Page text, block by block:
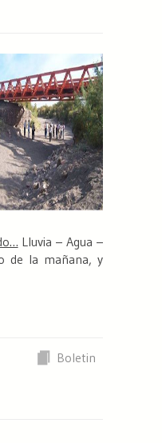
Lluvia – Agua –
de la mañana, y
Boletin